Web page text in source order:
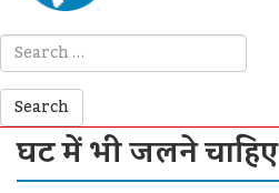
घट में भी जलने चाहिए